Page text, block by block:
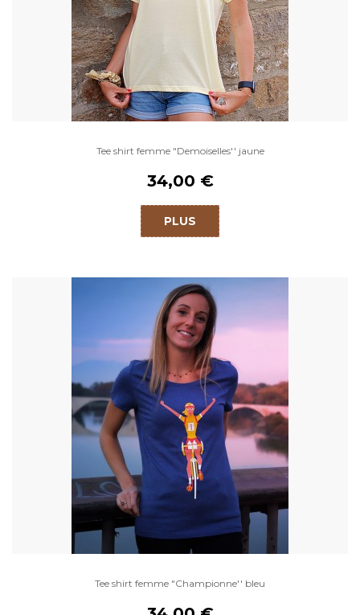
Tee shirt femme "Demoiselles'' jaune
34,00 €
PLUS
Tee shirt femme "Championne'' bleu